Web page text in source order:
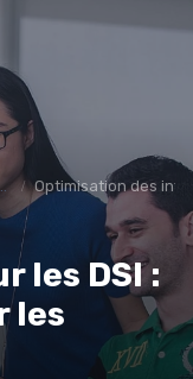
Optimisation des
les DSI :
les